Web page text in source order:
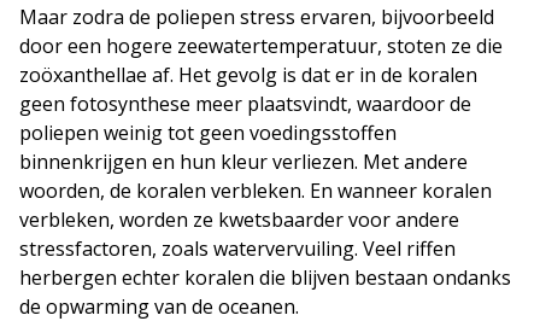
Maar zodra de poliepen stress ervaren, bijvoorbeeld
door een hogere zeewatertemperatuur, stoten ze die
zoöxanthellae af. Het gevolg is dat er in de koralen
geen fotosynthese meer plaatsvindt, waardoor de
poliepen weinig tot geen voedingsstoffen
binnenkrijgen en hun kleur verliezen. Met andere
woorden, de koralen verbleken. En wanneer koralen
verbleken, worden ze kwetsbaarder voor andere
stressfactoren, zoals watervervuiling. Veel riffen
herbergen echter koralen die blijven bestaan ondanks
de opwarming van de oceanen.